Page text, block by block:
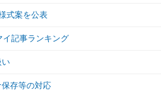
式案を公表
記事ランキング
い
存等の対応